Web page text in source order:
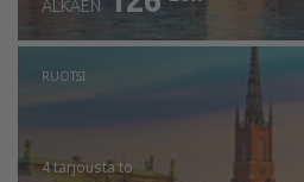
ALKAEN
RUOTSI
4 tarjoustato